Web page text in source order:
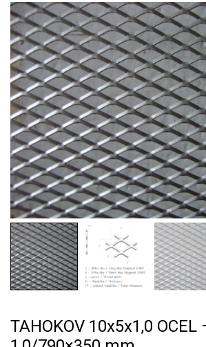
TAHOKOV 10x5x1,0 OCEL